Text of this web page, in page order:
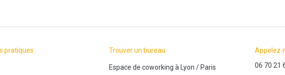
jeunes créateurs et aux chefs d’entreprises le soutien et les moyens nécessaires pour
domiciliation ainsi que la location d'espaces professionnels, nous mettons à votre
pratiques Trouver un bureau
Espace de coworking à Lyon /Paris
Appelez-
06 70 21